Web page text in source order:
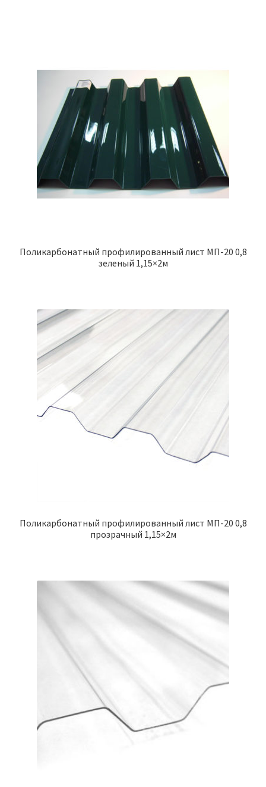
Поликарбонатный профилированный лист МП-20 0,8
зеленый 1,15×2м
Поликарбонатный профилированный лист МП-20 0,8
прозрачный 1,15×2м